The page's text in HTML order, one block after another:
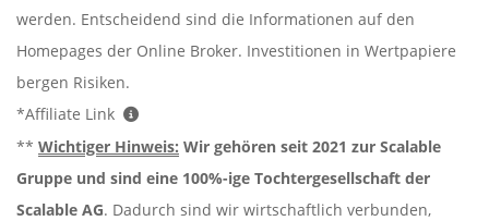
werden. Entscheidend sind die Informationen auf den
Homepages der Online Broker. Investitionen in Wertpapiere
bergen Risiken.
*Affiliate Link
** Wichtiger Hinweis: Wir gehören seit 2021 zur Scalable
Gruppe und sind eine 100%-ige Tochtergesellschaft der
Scalable AG. Dadurch sind wir wirtschaftlich verbunden,